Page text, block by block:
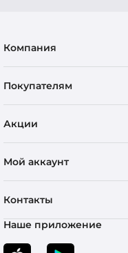
Компания
Покупателям
Акции
Мой аккаунт
Контакты
Наше приложение